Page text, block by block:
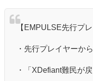
【EMPULSE先行プ
・先行プレイヤーか
・「XDefiant難民が